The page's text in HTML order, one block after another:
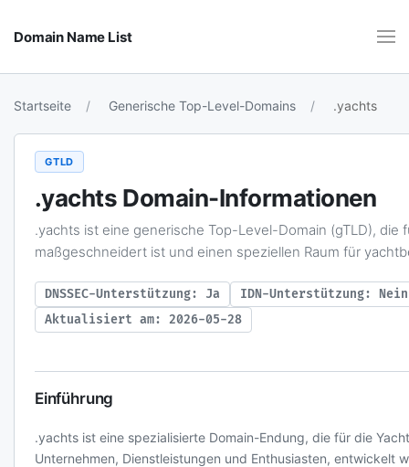
Domain Name List
Startseite Generische Top-Level-Domains .yachts
GTLD
.yachts Domain-Informationen
.yachts ist eine generische Top-Level-Domain (gTLD), die
maßgeschneidert ist und einen speziellen Raum für
DNSSEC-Unterstützung: Ja
IDN-Unterstützung: Nein
Aktualisiert am: 2026-05-28
Einführung
.yachts ist eine spezialisierte Domain-Endung, die für die
Unternehmen, Dienstleistungen und Enthusiasten, entwickelt